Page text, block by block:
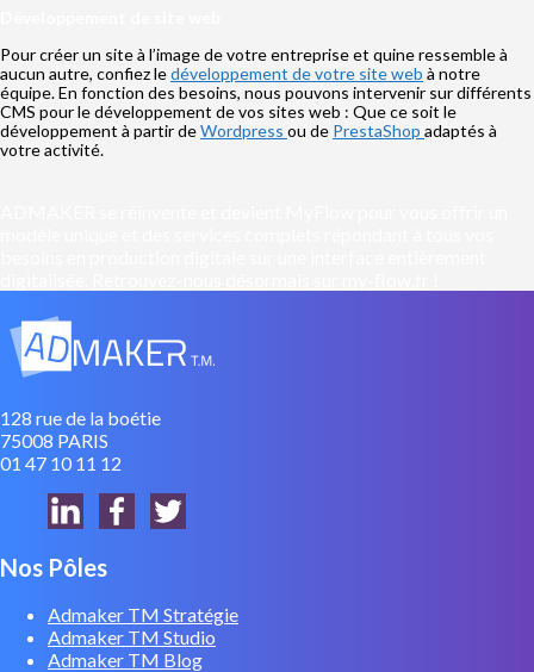
Pour créer un site à l’image de votre entreprise et quine ressemble à
aucun autre, confiez ledéveloppement de votre site web à notre
équipe. En fonction des besoins, nous pouvons intervenir sur différents
CMS pour le développement de vos sites web : Que ce soit le
développement à partir deWordpress ou de PrestaShop adaptés à
votre activité.
128 rue de la boétie
75008 PARIS
01 47 10 11 12
Nos Pôles
Admaker TM Stratégie
Admaker TM Studio
Admaker TM Blog